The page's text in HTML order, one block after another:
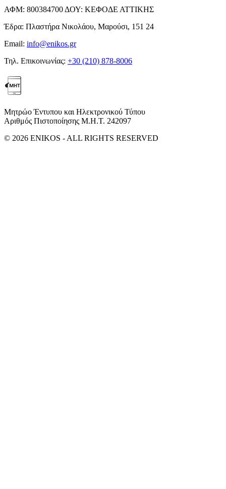
ΑΦΜ: 800384700 ΔΟΥ: ΚΕΦΟΔΕ ΑΤΤΙΚΗΣ
Έδρα: Πλαστήρα Νικολάου, Μαρούσι, 151 24
Email: info@enikos.gr
Τηλ. Επικοινωνίας: +30 (210) 878-8006
Μητρώο Έντυπου και Ηλεκτρονικού Τύπου
Αριθμός Πιστοποίησης Μ.Η.Τ. 242097
© 2026 ENIKOS - ALL RIGHTS RESERVED